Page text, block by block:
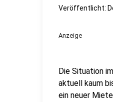
Veröffentlicht:
Anzeige
Die Situation
aktuell kaum
ein neuer